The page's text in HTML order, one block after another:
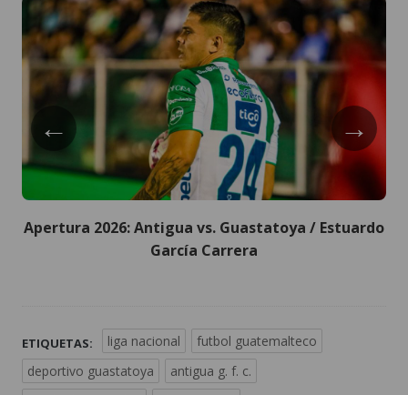
←
Apertura 2026: Antigua vs. Guastatoya / Estuardo
García Carrera
→
ETIQUETAS: liga nacional
futbol guatemalteco
deportivo guastatoya
antigua g. f. c.